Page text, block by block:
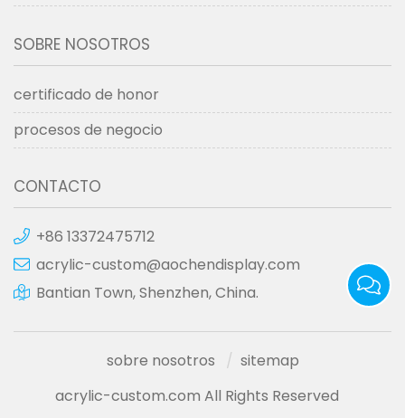
SOBRE NOSOTROS
certificado de honor
procesos de negocio
CONTACTO
+86 13372475712
acrylic-custom@aochendisplay.com
Bantian Town, Shenzhen, China.
sobre nosotros
sitemap
acrylic-custom.com All Rights Reserved